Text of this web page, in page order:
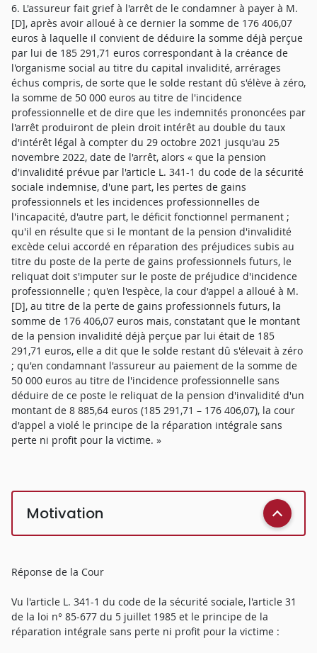
6. L'assureur fait grief à l'arrêt de le condamner à payer à M.
[D], après avoir alloué à ce dernier la somme de 176 406,07
euros à laquelle il convient de déduire la somme déjà perçue
par lui de 185 291,71 euros correspondant à la créance de
l'organisme social au titre du capital invalidité, arrérages
échus compris, de sorte que le solde restant dû s'élève à zéro,
la somme de 50 000 euros au titre de l'incidence
professionnelle et de dire que les indemnités prononcées par
l'arrêt produiront de plein droit intérêt au double du taux
d'intérêt légal à compter du 29 octobre 2021 jusqu'au 25
novembre 2022, date de l'arrêt, alors « que la pension
d'invalidité prévue par l'article L. 341-1 du code de la sécurité
sociale indemnise, d'une part, les pertes de gains
professionnels et les incidences professionnelles de
l'incapacité, d'autre part, le déficit fonctionnel permanent ;
qu'il en résulte que si le montant de la pension d'invalidité
excède celui accordé en réparation des préjudices subis au
titre du poste de la perte de gains professionnels futurs, le
reliquat doit s'imputer sur le poste de préjudice d'incidence
professionnelle ; qu'en l'espèce, la cour d'appel a alloué à M.
[D], au titre de la perte de gains professionnels futurs, la
somme de 176 406,07 euros mais, constatant que le montant
de la pension invalidité déjà perçue par lui était de 185
291,71 euros, elle a dit que le solde restant dû s'élevait à zéro
; qu'en condamnant l'assureur au paiement de la somme de
50 000 euros au titre de l'incidence professionnelle sans
déduire de ce poste le reliquat de la pension d'invalidité d'un
montant de 8 885,64 euros (185 291,71 – 176 406,07), la cour
d'appel a violé le principe de la réparation intégrale sans
perte ni profit pour la victime. »
Motivation
Réponse de la Cour
Vu l'article L. 341-1 du code de la sécurité sociale, l'article 31
de la loi n° 85-677 du 5 juillet 1985 et le principe de la
réparation intégrale sans perte ni profit pour la victime :